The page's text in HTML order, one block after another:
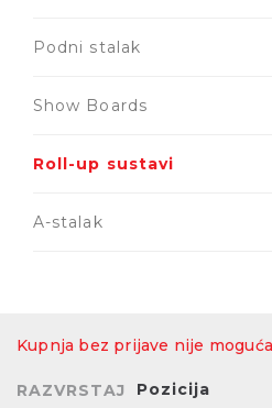
Podni stalak
Show Boards
Roll-up sustavi
A-stalak
Kupnja bez prijave nije
RAZVRSTAJ Pozicija